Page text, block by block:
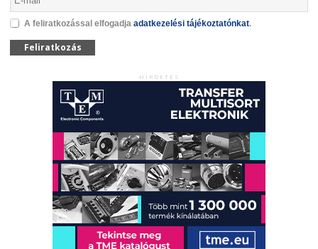
A feliratkozással elfogadja adatkezelési tájékoztatónkat.
Feliratkozás
HIRDETÉS